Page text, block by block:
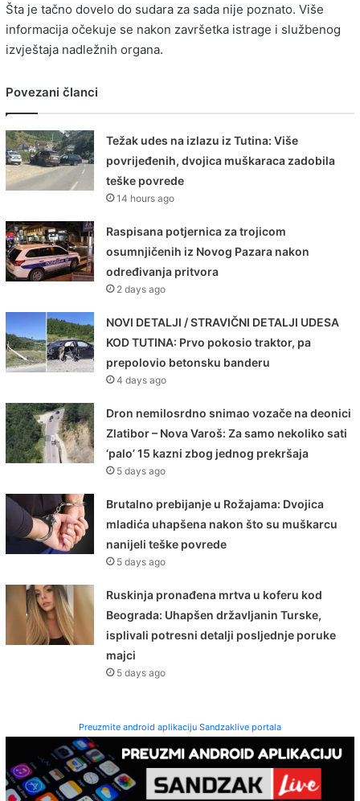
Šta je tačno dovelo do sudara za sada nije poznato. Više
informacija očekuje se nakon završetka istrage i službenog
izvještaja nadležnih organa.
Povezani članci
Težak udes na izlazu iz Tutina: Više
povrijeđenih, dvojica muškaraca zadobila
teške povrede
14 hours ago
Raspisana potjernica za trojicom
osumnjičenih iz Novog Pazara nakon
određivanja pritvora
2 days ago
NOVI DETALJI / STRAVIČNI DETALJI UDESA
KOD TUTINA: Prvo pokosio traktor, pa
prepolovio betonsku banderu
4 days ago
Dron nemilosrdno snimao vozače na deonici
Zlatibor – Nova Varoš: Za samo nekoliko sati
‘palo’ 15 kazni zbog jednog prekršaja
5 days ago
Brutalno prebijanje u Rožajama: Dvojica
mladića uhapšena nakon što su muškarcu
nanijeli teške povrede
5 days ago
Ruskinja pronađena mrtva u koferu kod
Beograda: Uhapšen državljanin Turske,
isplivali potresni detalji posljednje poruke
majci
5 days ago
Preuzmite android aplikaciju Sandzaklive portala